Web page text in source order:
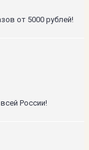
от 5000 рублей!
России!